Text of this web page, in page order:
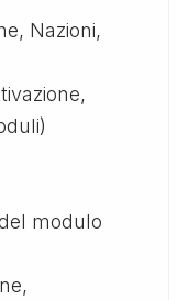
Nazioni,
modulo